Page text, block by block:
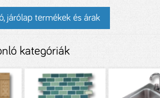
járólap termékek és árak
kategóriák